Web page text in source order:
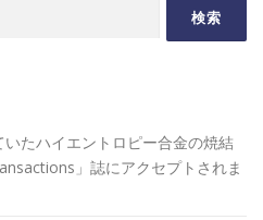
たハイエントロピー合金の焼結
」誌にアクセプトされま